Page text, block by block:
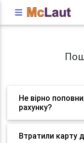
Не вірно
рахунку?
Втратили карту